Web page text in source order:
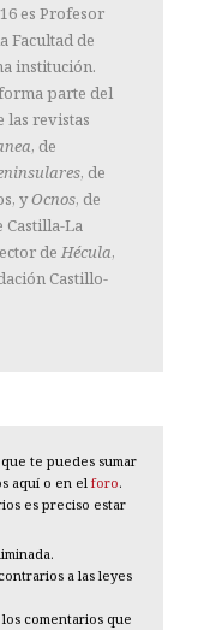
es Profesor
Facultad de
institución.
parte del
las revistas
, de
, de
yOcnos, de
La
de Hécula,
Castillo-
te puedes sumar
aquí o en el foro.
es preciso estar
a las leyes
comentarios que